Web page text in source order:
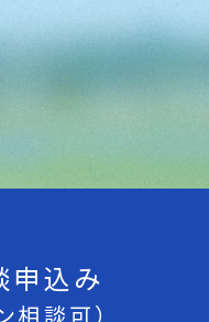
申込み
相談可）